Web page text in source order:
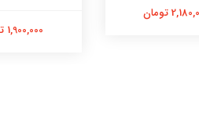
تومان
1,900,000 تومان